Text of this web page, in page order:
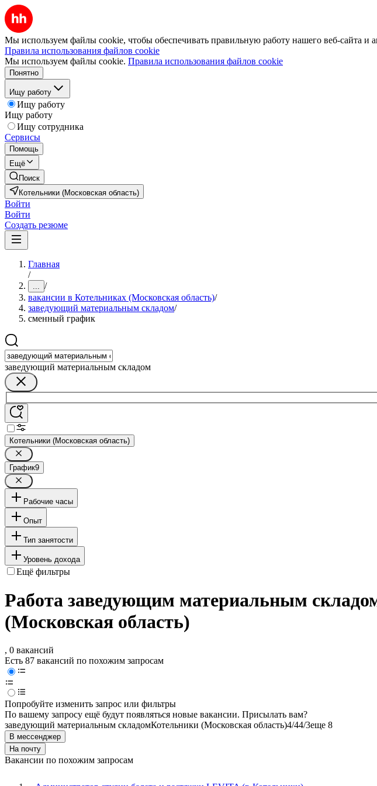
Мы используем файлы cookie, чтобы обеспечивать правильную работу нашего веб-сайта и
Правила использования файлов cookie
Мы используем файлы cookie. Правила использования файлов cookie
Понятно
Ищу работу
Ищу работу
Ищу работу
Ищу сотрудника
Сервисы
Помощь
Ещё
Поиск
Котельники (Московская область)
Войти
Войти
Создать резюме
Главная
/
... /
вакансии в Котельниках (Московская область)/
заведующий материальным складом/
сменный график
заведующий материальным складом
Котельники (Московская область)
График9
Рабочие часы
Опыт
Тип занятости
Уровень дохода
Ещё фильтры
Работа заведующим материальным
(Московская область)
, 0 вакансий
Есть 87 вакансий по похожим запросам
Попробуйте изменить запрос или фильтры
По вашему запросу ещё будут появляться новые вакансии. Присылать вам?
заведующий материальным складомКотельники (Московская область)4/44/3еще 8
В мессенджер
На почту
Вакансии по похожим запросам